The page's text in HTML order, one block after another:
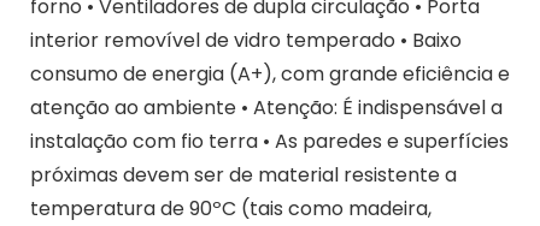
forno • Ventiladores de dupla circulação • Porta
interior removível de vidro temperado • Baixo
consumo de energia (A+), com grande eficiência e
atenção ao ambiente • Atenção: É indispensável a
instalação com fio terra • As paredes e superfícies
próximas devem ser de material resistente a
temperatura de 90ºC (tais como madeira,